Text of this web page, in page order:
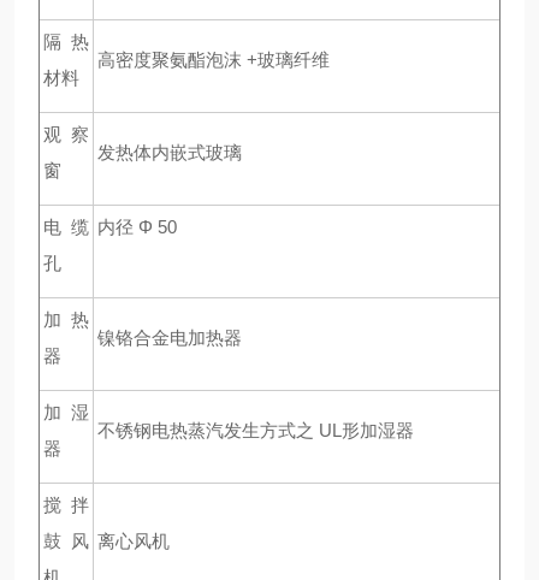
隔热
材料
高密度聚氨酯泡沫 +玻璃纤维
观察
窗
发热体内嵌式玻璃
电缆
孔
内径 Φ 50
加热
器
镍铬合金电加热器
加湿
器
不锈钢电热蒸汽发生方式之 UL形加湿器
搅拌
鼓风 离心风机